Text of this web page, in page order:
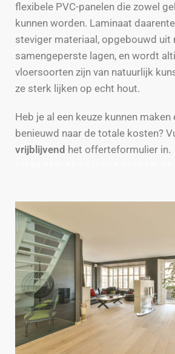
flexibele PVC-panelen die zowel
kunnen worden. Laminaat
steviger materiaal, opgebouwd uit
samengeperste lagen, en wordt
vloersoorten zijn van natuurlijk
ze sterk lijken op echt hout.
Heb je al een keuze kunnen maken
benieuwd naar de totale kosten?
vrijblijvend het offerteformulier in.